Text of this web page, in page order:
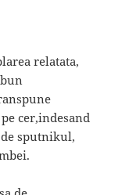
relatata,
cer,indesand
sputnikul,